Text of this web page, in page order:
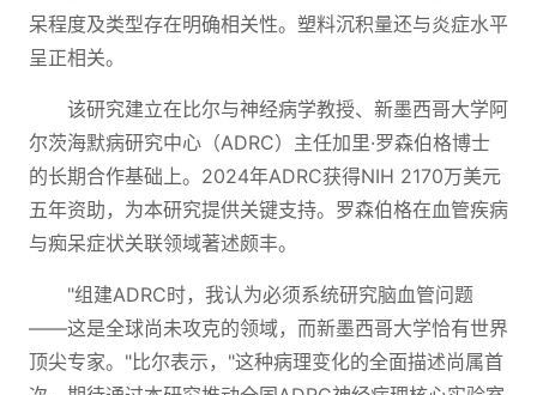
呆程度及类型存在明确相关性。塑料沉积量还与炎症水平
呈正相关。
该研究建立在比尔与神经病学教授、新墨西哥大学阿
尔茨海默病研究中心（ADRC）主任加里·罗森伯格博士
的长期合作基础上。2024年ADRC获得NIH 2170万美元
五年资助，为本研究提供关键支持。罗森伯格在血管疾病
与痴呆症状关联领域著述颇丰。
"组建ADRC时，我认为必须系统研究脑血管问题
——这是全球尚未攻克的领域，而新墨西哥大学恰有世界
顶尖专家。"比尔表示，"这种病理变化的全面描述尚属首